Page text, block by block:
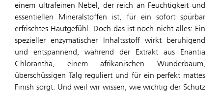
einem ultrafeinen Nebel, der reich an Feuchtigkeit und
essentiellen Mineralstoffen ist, für ein sofort spürbar
erfrischtes Hautgefühl. Doch das ist noch nicht alles: Ein
spezieller enzymatischer Inhaltsstoff wirkt beruhigend
und entspannend, während der Extrakt aus Enantia
Chlorantha, einem afrikanischen Wunderbaum,
überschüssigen Talg reguliert und für ein perfekt mattes
Finish sorgt. Und weil wir wissen, wie wichtig der Schutz